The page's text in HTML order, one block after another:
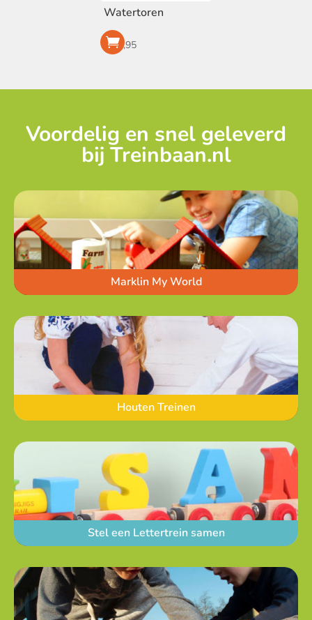
Watertoren
€17,95
Voordelig en snel geleverd
bij Treinbaan.nl
Marklin My World
Houten Treinen
Stel een Lettertrein samen